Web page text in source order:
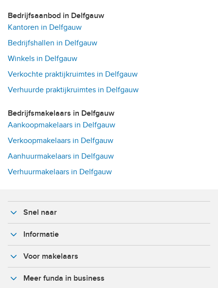
Bedrijfsaanbod in Delfgauw
Kantoren in Delfgauw
Bedrijfshallen in Delfgauw
Winkels in Delfgauw
Verkochte praktijkruimtes in Delfgauw
Verhuurde praktijkruimtes in Delfgauw
Bedrijfsmakelaars in Delfgauw
Aankoopmakelaars in Delfgauw
Verkoopmakelaars in Delfgauw
Aanhuurmakelaars in Delfgauw
Verhuurmakelaars in Delfgauw
Snel naar
Informatie
Voor makelaars
Meer funda in business